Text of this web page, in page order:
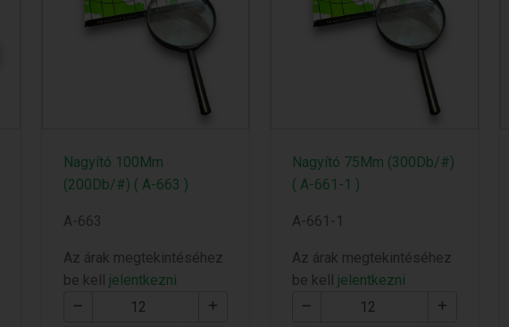
Nagyító 100Mm
(200Db/#) ( A-663 )
A-663
Az árak megtekintéséhez
be kell jelentkezni
Nagyító 75Mm (300Db/#)
( A-661-1 )
A-661-1
Az árak megtekintéséhez
be kell jelentkezni